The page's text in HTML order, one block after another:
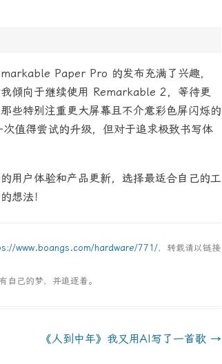
Paper Pro 的发布充满了兴趣，
倾向于继续使用 Remarkable 2，等待更
些特别注重更大屏幕且不介意彩色屏闪烁的
值得尝试的升级，但对于追求极致书写体
用户体验和产品更新，选择最适合自己的工
想法！
www.boangs.com/hardware/771/，转载请以链接
自己的梦，并追逐着。
《人到中年》我又用AI写了一首歌 →